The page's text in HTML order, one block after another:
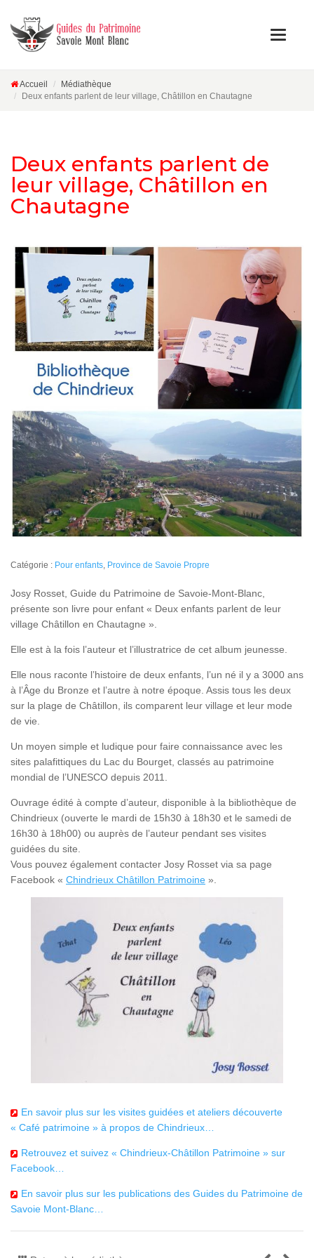
Accueil
Médiathèque
Deux enfants parlent de leur village, Châtillon en Chautagne
Deux enfants parlent de
leur village, Châtillon en
Chautagne
Catégorie : Pour enfants, Province de Savoie Propre
Josy Rosset, Guide du Patrimoine de Savoie-Mont-Blanc,
présente son livre pour enfant « Deux enfants parlent de leur
village Châtillon en Chautagne ».
Elle est à la fois l’auteur et l’illustratrice de cet album jeunesse.
Elle nous raconte l’histoire de deux enfants, l’un né il y a 3000 ans
à l’Âge du Bronze et l’autre à notre époque. Assis tous les deux
sur la plage de Châtillon, ils comparent leur village et leur mode
de vie.
Un moyen simple et ludique pour faire connaissance avec les
sites palafittiques du Lac du Bourget, classés au patrimoine
mondial de l’UNESCO depuis 2011.
Ouvrage édité à compte d’auteur, disponible à la bibliothèque de
Chindrieux (ouverte le mardi de 15h30 à 18h30 et le samedi de
16h30 à 18h00) ou auprès de l’auteur pendant ses visites
guidées du site.
Vous pouvez également contacter Josy Rosset via sa page
Facebook « Chindrieux Châtillon Patrimoine ».
En savoir plus sur les visites guidées et ateliers découverte
« Café patrimoine » à propos de Chindrieux…
Retrouvez et suivez « Chindrieux-Châtillon Patrimoine » sur
Facebook…
En savoir plus sur les publications des Guides du Patrimoine de
Savoie Mont-Blanc…